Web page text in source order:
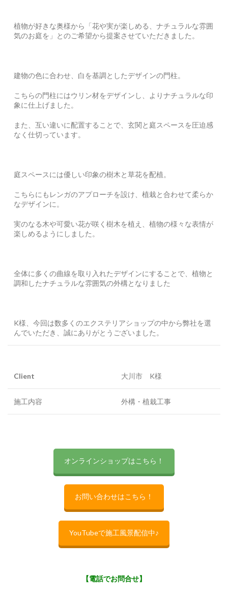
植物が好きな奥様から「花や実が楽しめる、ナチュラルな雰囲
気のお庭を」とのご希望から提案させていただきました。
建物の色に合わせ、白を基調としたデザインの門柱。
こちらの門柱にはウリン材をデザインし、よりナチュラルな印
象に仕上げました。
また、互い違いに配置することで、玄関と庭スペースを圧迫感
なく仕切っています。
庭スペースには優しい印象の樹木と草花を配植。
こちらにもレンガのアプローチを設け、植栽と合わせて柔らか
なデザインに。
実のなる木や可愛い花が咲く樹木を植え、植物の様々な表情が
楽しめるようにしました。
全体に多くの曲線を取り入れたデザインにすることで、植物と
調和したナチュラルな雰囲気の外構となりました
K様、今回は数多くのエクステリアショップの中から弊社を選
んでいただき、誠にありがとうございました。
Client 大川市 K様
施工内容 外構・植栽工事
オンラインショップはこちら！
お問い合わせはこちら！
YouTubeで施工風景配信中♪
【電話でお問合せ】